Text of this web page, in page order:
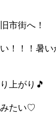
市街へ！
！！！暑い
上がり🎵
みたい♡